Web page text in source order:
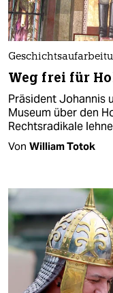
Weg frei für
Präsident Johannis
Museum über den
Rechtsradikale
Von William Totok